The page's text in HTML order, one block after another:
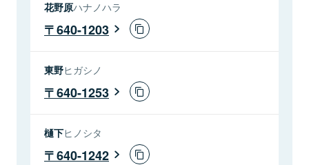
花野原ハナノハラ
640-1203
東野ヒガシノ
640-1253
樋下ヒノシタ
640-1242